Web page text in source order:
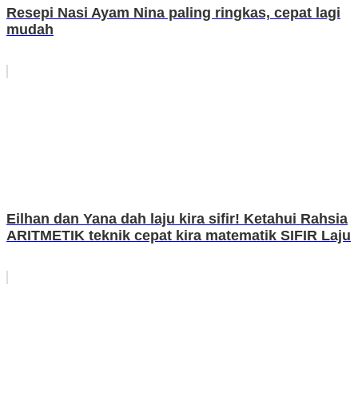
Resepi Nasi Ayam Nina paling ringkas, cepat lagi
mudah
Eilhan dan Yana dah laju kira sifir! Ketahui Rahsia
ARITMETIK teknik cepat kira matematik SIFIR Laju